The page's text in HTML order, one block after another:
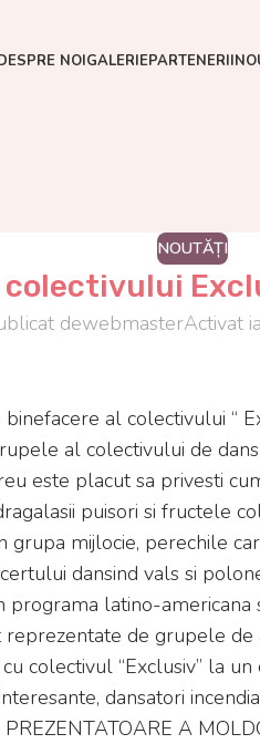
NOIGALERIEPARTENERII
NOUTĂȚI
dewebmasterActivat
al colectivului “
al colectivului de dans
este placut sa privesti
puisori si fructele
grupa mijlocie, perechile
dansind vals si
programa latino-
de grupele
colectivul “Exclusiv” la
dansatori
A